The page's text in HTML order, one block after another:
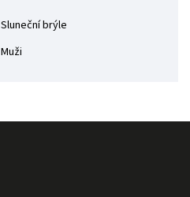
Sluneční brýle
Muži